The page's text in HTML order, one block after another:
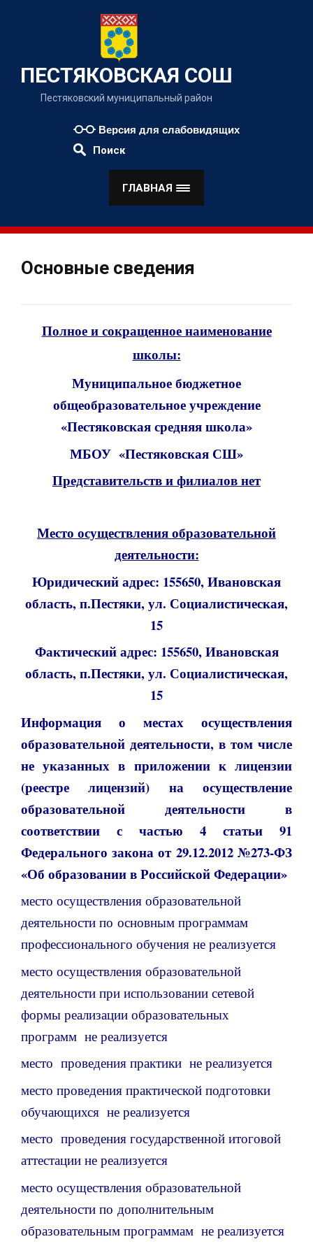
ПЕСТЯКОВСКАЯ СОШ
Пестяковский муниципальный район
Версия для слабовидящих
Поиск
ГЛАВНАЯ
Основные сведения
Полное и сокращенное наименование
школы:
Муниципальное бюджетное
общеобразовательное учреждение
«Пестяковская средняя школа»
МБОУ «Пестяковская СШ»
Представительств и филиалов нет
Место осуществления образовательной
деятельности:
Юридический адрес: 155650, Ивановская
область, п.Пестяки, ул. Социалистическая,
15
Фактический адрес: 155650, Ивановская
область, п.Пестяки, ул. Социалистическая,
15
Информация о местах осуществления
образовательной деятельности, в том числе
не указанных в приложении к лицензии
(реестре лицензий) на осуществление
образовательной деятельности в
соответствии с частью 4 статьи 91
Федерального закона от 29.12.2012 №273-ФЗ
«Об образовании в Российской Федерации»
место осуществления образовательной
деятельности по основным программам
профессионального обучения не реализуется
место осуществления образовательной
деятельности при использовании сетевой
формы реализации образовательных
программ не реализуется
место проведения практики не реализуется
место проведения практической подготовки
обучающихся не реализуется
место проведения государственной итоговой
аттестации не реализуется
место осуществления образовательной
деятельности по дополнительным
образовательным программам не реализуется